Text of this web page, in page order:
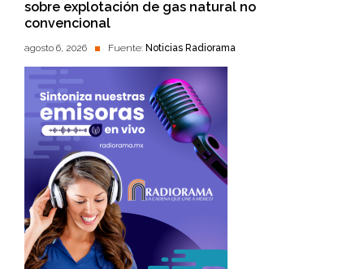
sobre explotación de gas natural no
convencional
agosto 6, 2026 Fuente: Noticias Radiorama